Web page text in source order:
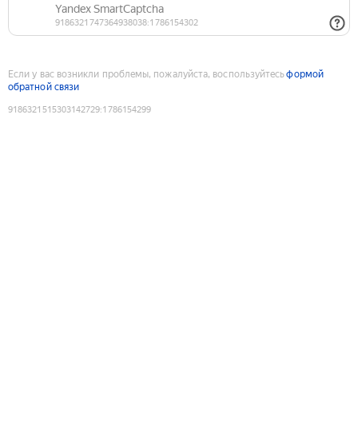
Если у вас возникли проблемы, пожалуйста, воспользуйтесьформой
обратной связи
9186321515303142729:1786154299